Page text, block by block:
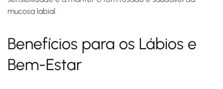
mucosa labial.
Benefícios para os Lábios e
Bem-Estar